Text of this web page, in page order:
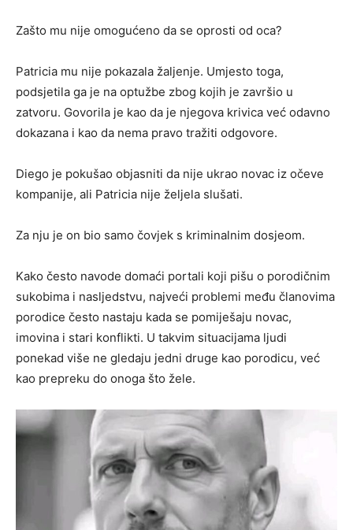
Zašto mu nije omogućeno da se oprosti od oca?
Patricia mu nije pokazala žaljenje. Umjesto toga,
podsjetila ga je na optužbe zbog kojih je završio u
zatvoru. Govorila je kao da je njegova krivica već odavno
dokazana i kao da nema pravo tražiti odgovore.
Diego je pokušao objasniti da nije ukrao novac iz očeve
kompanije, ali Patricia nije željela slušati.
Za nju je on bio samo čovjek s kriminalnim dosjeom.
Kako često navode domaći portali koji pišu o porodičnim
sukobima i nasljedstvu, najveći problemi među članovima
porodice često nastaju kada se pomiješaju novac,
imovina i stari konflikti. U takvim situacijama ljudi
ponekad više ne gledaju jedni druge kao porodicu, već
kao prepreku do onoga što žele.